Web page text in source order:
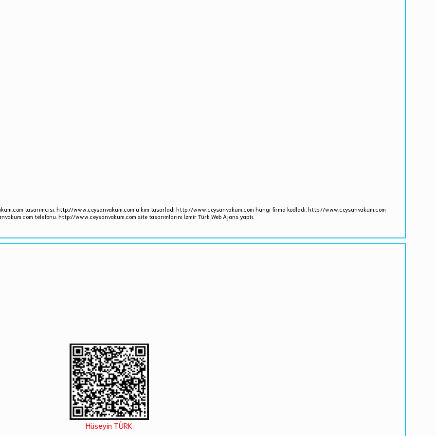
tasarımcısı, http://www.ceysanvakum.com'u kim tasarladı http://www.ceysanvakum.com hangi firma kodladı. http://www.ceysanvakum.com
telefonu. http://www.ceysanvakum.com site tasarımlarını İzmir Türk Web Ajans yaptı.
Hüseyin TÜRK